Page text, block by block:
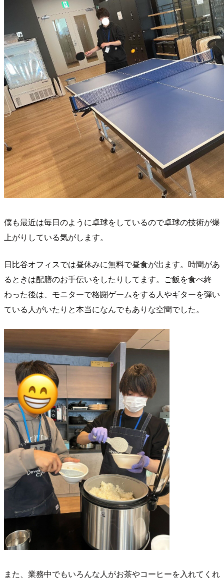
僕も最近は毎日のように卓球をしているので卓球の技術が爆
上がりしている気がします。
日比谷オフィスでは昼休みに無料で昼食が出ます。時間があ
るときは配膳のお手伝いをしたりしてます。ご飯を食べ終
わった後は、モニターで格闘ゲームをする人やギターを弾い
ている人がいたりと本当になんでもありな空間でした。
また、業務中でもいろんな人がお茶やコーヒーを入れてくれ